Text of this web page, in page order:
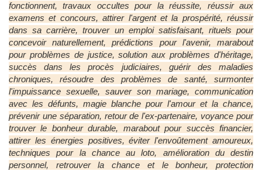
fonctionnent, travaux occultes pour la réussite, réussir aux
examens et concours, attirer l'argent et la prospérité, réussir
dans sa carrière, trouver un emploi satisfaisant, rituels pour
concevoir naturellement, prédictions pour l'avenir, marabout
pour problèmes de justice, solution aux problèmes d'héritage,
succès dans les procès judiciaires, guérir des maladies
chroniques, résoudre des problèmes de santé, surmonter
l'impuissance sexuelle, sauver son mariage, communication
avec les défunts, magie blanche pour l'amour et la chance,
prévenir une séparation, retour de l'ex-partenaire, voyance pour
trouver le bonheur durable, marabout pour succès financier,
attirer les énergies positives, éviter l'envoûtement amoureux,
techniques pour la chance au loto, amélioration du destin
personnel, retrouver la chance et le bonheur, protection